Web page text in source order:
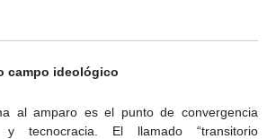
campo ideológico
al amparo es el punto de convergencia
y tecnocracia. El llamado “transitorio